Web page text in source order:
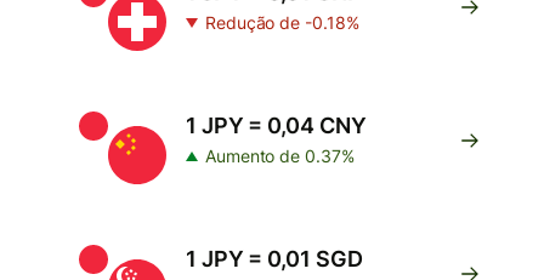
Redução de -0.18%
1 JPY = 0,04 CNY
Aumento de 0.37%
1 JPY = 0,01 SGD